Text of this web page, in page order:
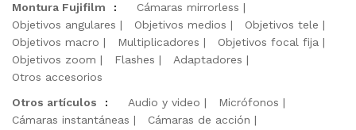
Montura Fujifilm
:
Cámaras mirrorless
Objetivos angulares
Objetivos medios
Objetivos tele
Objetivos macro
Multiplicadores
Objetivos focal fija
Objetivos zoom
Flashes
Adaptadores
Otros accesorios
Otros artículos
: Audio y video
Micrófonos
Cámaras instantáneas
Cámaras de acción